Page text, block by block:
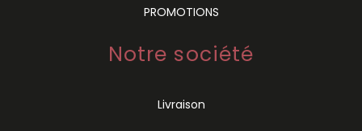
PROMOTIONS
Notre société
Livraison